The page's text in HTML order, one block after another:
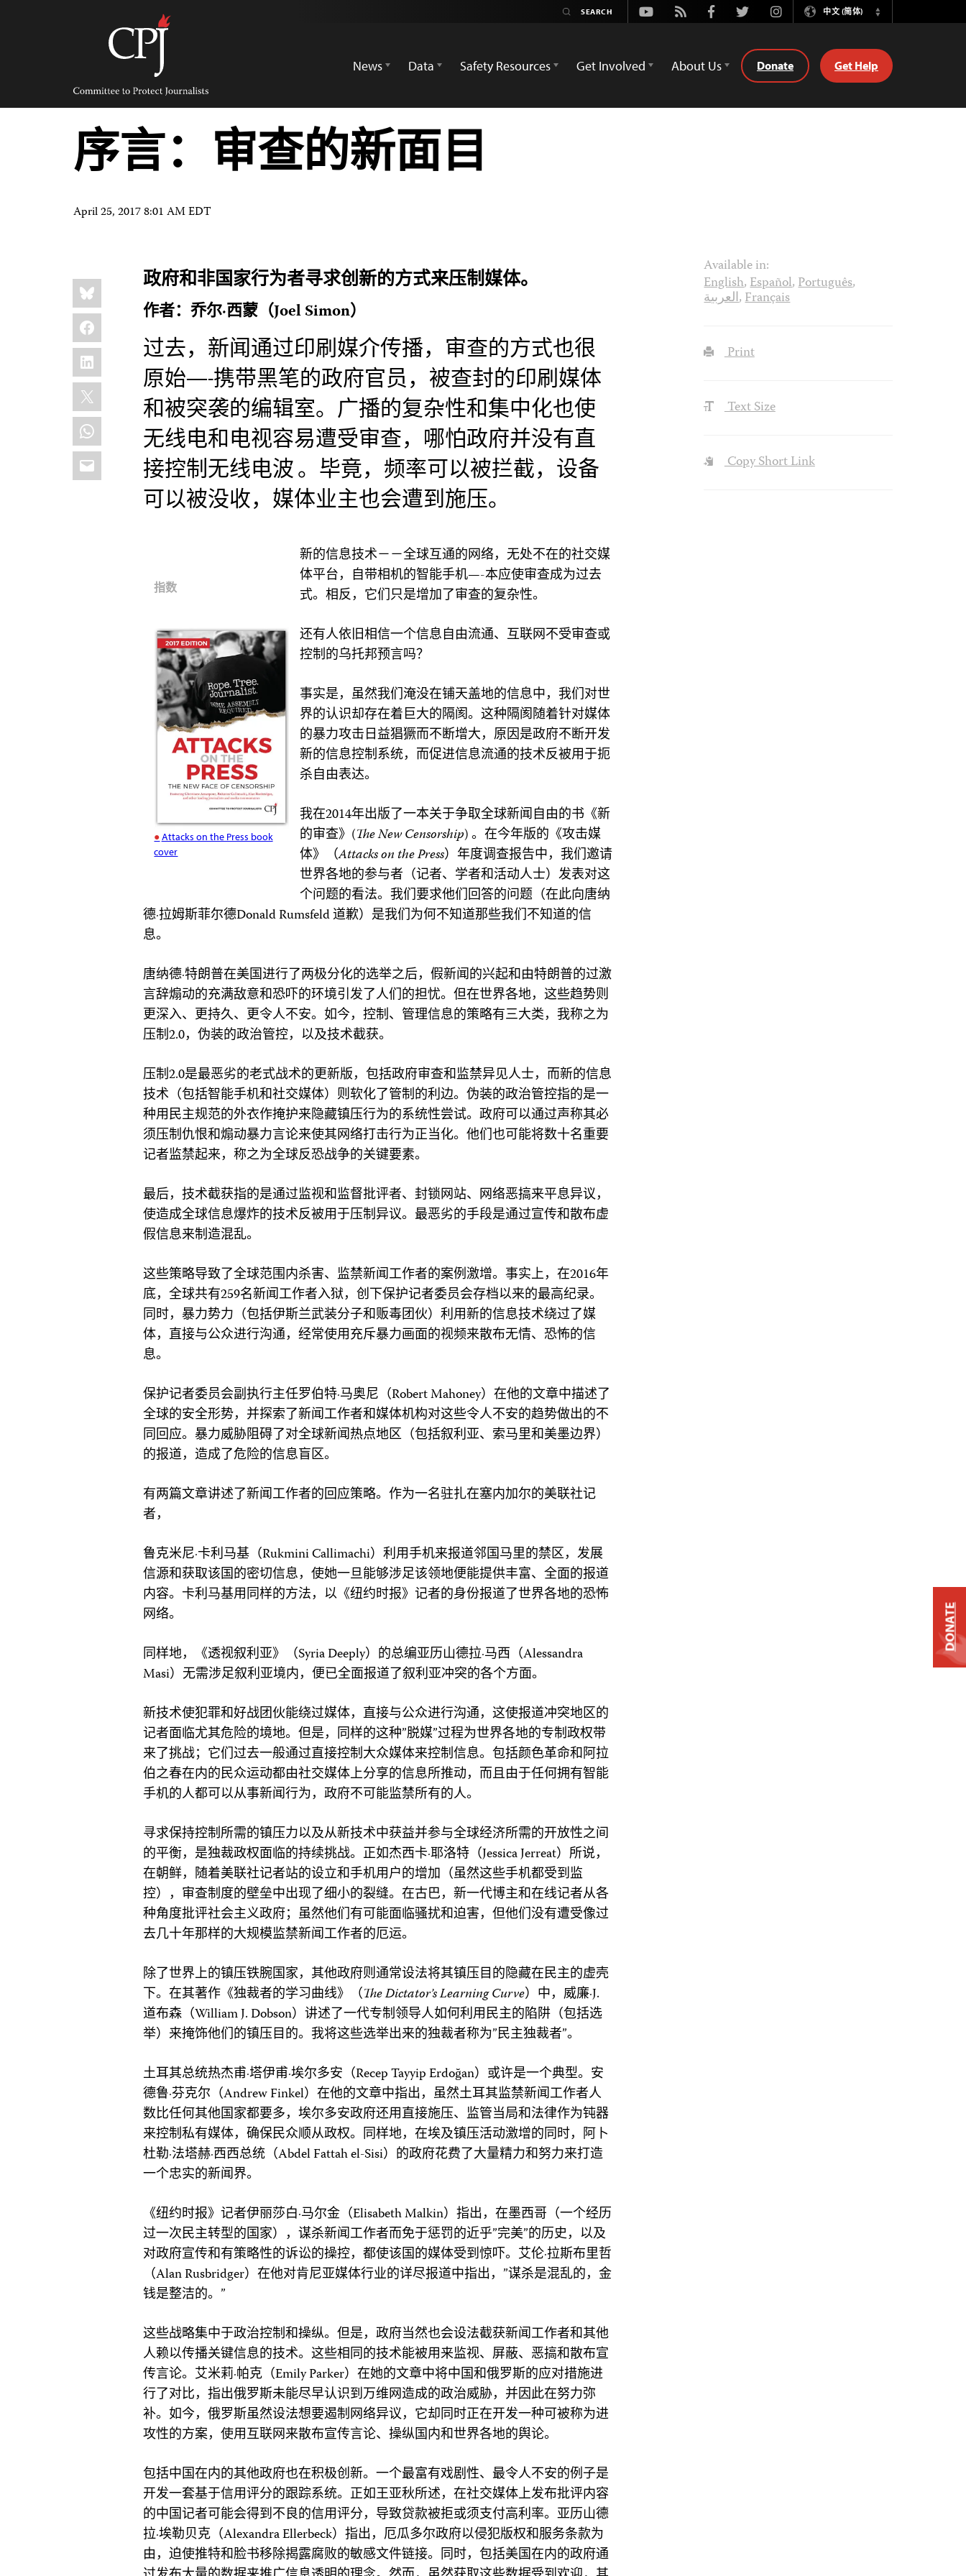
Committee
Protect
Journalists
Youtube
Rss FacebookTwitterInstagram中文 (简体)
Switch
News
Data Safety Resources Get Involved About Us Donate Get Help
序言：审查的新面目
April 25, 2017 8:01 AM EDT
Share
this:
Bluesky
Facebook
LinkedIn
X
WhatsApp
Email
政府和非国家行为者寻求创新的方式来压制媒体。
作者：乔尔·西蒙（Joel Simon）
过去，新闻通过印刷媒介传播，审查的方式也很
原始—-携带黑笔的政府官员，被查封的印刷媒体
和被突袭的编辑室。广播的复杂性和集中化也使
无线电和电视容易遭受审查，哪怕政府并没有直
接控制无线电波 。毕竟，频率可以被拦截，设备
可以被没收，媒体业主也会遭到施压。
指数
Attacks on the Press book
cover
新的信息技术－－全球互通的网络，无处不在的社交媒
体平台，自带相机的智能手机—-本应使审查成为过去
式。相反，它们只是增加了审查的复杂性。
还有人依旧相信一个信息自由流通、互联网不受审查或
控制的乌托邦预言吗？
事实是，虽然我们淹没在铺天盖地的信息中，我们对世
界的认识却存在着巨大的隔阂。这种隔阂随着针对媒体
的暴力攻击日益猖獗而不断增大，原因是政府不断开发
新的信息控制系统，而促进信息流通的技术反被用于扼
杀自由表达。
我在2014年出版了一本关于争取全球新闻自由的书《新
的审查》(The New Censorship) 。在今年版的《攻击媒
体》（Attacks on the Press）年度调查报告中，我们邀请
世界各地的参与者（记者、学者和活动人士）发表对这
个问题的看法。我们要求他们回答的问题（在此向唐纳
德·拉姆斯菲尔德Donald Rumsfeld 道歉）是我们为何不知道那些我们不知道的信
息。
唐纳德·特朗普在美国进行了两极分化的选举之后，假新闻的兴起和由特朗普的过激
言辞煽动的充满敌意和恐吓的环境引发了人们的担忧。但在世界各地，这些趋势则
更深入、更持久、更令人不安。如今，控制、管理信息的策略有三大类，我称之为
压制2.0，伪装的政治管控，以及技术截获。
压制2.0是最恶劣的老式战术的更新版，包括政府审查和监禁异见人士，而新的信息
技术（包括智能手机和社交媒体）则软化了管制的利边。伪装的政治管控指的是一
种用民主规范的外衣作掩护来隐藏镇压行为的系统性尝试。政府可以通过声称其必
须压制仇恨和煽动暴力言论来使其网络打击行为正当化。他们也可能将数十名重要
记者监禁起来，称之为全球反恐战争的关键要素。
最后，技术截获指的是通过监视和监督批评者、封锁网站、网络恶搞来平息异议，
使造成全球信息爆炸的技术反被用于压制异议。最恶劣的手段是通过宣传和散布虚
假信息来制造混乱。
这些策略导致了全球范围内杀害、监禁新闻工作者的案例激增。事实上，在2016年
底，全球共有259名新闻工作者入狱，创下保护记者委员会存档以来的最高纪录。
同时，暴力势力（包括伊斯兰武装分子和贩毒团伙）利用新的信息技术绕过了媒
体，直接与公众进行沟通，经常使用充斥暴力画面的视频来散布无情、恐怖的信
息。
保护记者委员会副执行主任罗伯特·马奥尼（Robert Mahoney）在他的文章中描述了
全球的安全形势，并探索了新闻工作者和媒体机构对这些令人不安的趋势做出的不
同回应。暴力威胁阻碍了对全球新闻热点地区（包括叙利亚、索马里和美墨边界）
的报道，造成了危险的信息盲区。
有两篇文章讲述了新闻工作者的回应策略。作为一名驻扎在塞内加尔的美联社记
者，
鲁克米尼·卡利马基（Rukmini Callimachi）利用手机来报道邻国马里的禁区，发展
信源和获取该国的密切信息，使她一旦能够涉足该领地便能提供丰富、全面的报道
内容。卡利马基用同样的方法，以《纽约时报》记者的身份报道了世界各地的恐怖
网络。
同样地，《透视叙利亚》（Syria Deeply）的总编亚历山德拉·马西（Alessandra
Masi）无需涉足叙利亚境内，便已全面报道了叙利亚冲突的各个方面。
新技术使犯罪和好战团伙能绕过媒体，直接与公众进行沟通，这使报道冲突地区的
记者面临尤其危险的境地。但是，同样的这种”脱媒”过程为世界各地的专制政权带
来了挑战；它们过去一般通过直接控制大众媒体来控制信息。包括颜色革命和阿拉
伯之春在内的民众运动都由社交媒体上分享的信息所推动，而且由于任何拥有智能
手机的人都可以从事新闻行为，政府不可能监禁所有的人。
寻求保持控制所需的镇压力以及从新技术中获益并参与全球经济所需的开放性之间
的平衡，是独裁政权面临的持续挑战。正如杰西卡·耶洛特（Jessica Jerreat）所说，
在朝鲜，随着美联社记者站的设立和手机用户的增加（虽然这些手机都受到监
控），审查制度的壁垒中出现了细小的裂缝。在古巴，新一代博主和在线记者从各
种角度批评社会主义政府；虽然他们有可能面临骚扰和迫害，但他们没有遭受像过
去几十年那样的大规模监禁新闻工作者的厄运。
除了世界上的镇压铁腕国家，其他政府则通常设法将其镇压目的隐藏在民主的虚壳
下。在其著作《独裁者的学习曲线》（The Dictator’s Learning Curve）中，威廉·J.
道布森（William J. Dobson）讲述了一代专制领导人如何利用民主的陷阱（包括选
举）来掩饰他们的镇压目的。我将这些选举出来的独裁者称为”民主独裁者”。
土耳其总统热杰甫·塔伊甫·埃尔多安（Recep Tayyip Erdoğan）或许是一个典型。安
德鲁·芬克尔（Andrew Finkel）在他的文章中指出，虽然土耳其监禁新闻工作者人
数比任何其他国家都要多，埃尔多安政府还用直接施压、监管当局和法律作为钝器
来控制私有媒体，确保民众顺从政权。同样地，在埃及镇压活动激增的同时，阿卜
杜勒·法塔赫·西西总统（Abdel Fattah el-Sisi）的政府花费了大量精力和努力来打造
一个忠实的新闻界。
《纽约时报》记者伊丽莎白·马尔金（Elisabeth Malkin）指出，在墨西哥（一个经历
过一次民主转型的国家），谋杀新闻工作者而免于惩罚的近乎”完美”的历史，以及
对政府宣传和有策略性的诉讼的操控，都使该国的媒体受到惊吓。艾伦·拉斯布里哲
（Alan Rusbridger）在他对肯尼亚媒体行业的详尽报道中指出，”谋杀是混乱的，金
钱是整洁的。”
这些战略集中于政治控制和操纵。但是，政府当然也会设法截获新闻工作者和其他
人赖以传播关键信息的技术。这些相同的技术能被用来监视、屏蔽、恶搞和散布宣
传言论。艾米莉·帕克（Emily Parker）在她的文章中将中国和俄罗斯的应对措施进
行了对比，指出俄罗斯未能尽早认识到万维网造成的政治威胁，并因此在努力弥
补。如今，俄罗斯虽然设法想要遏制网络异议，它却同时正在开发一种可被称为进
攻性的方案，使用互联网来散布宣传言论、操纵国内和世界各地的舆论。
包括中国在内的其他政府也在积极创新。一个最富有戏剧性、最令人不安的例子是
开发一套基于信用评分的跟踪系统。正如王亚秋所述，在社交媒体上发布批评内容
的中国记者可能会得到不良的信用评分，导致贷款被拒或须支付高利率。亚历山德
拉·埃勒贝克（Alexandra Ellerbeck）指出，厄瓜多尔政府以侵犯版权和服务条款为
由，迫使推特和脸书移除揭露腐败的敏感文件链接。同时，包括美国在内的政府通
Available in:
English,Español,Português,
العربية,Français
Print
Text Size
Copy Short Link
DONATE